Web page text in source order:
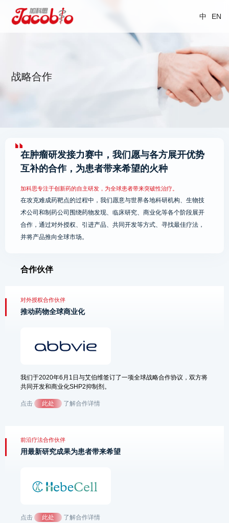
中 EN
战略合作
在肿瘤研发接力赛中，我们愿与各方展开优势
互补的合作，为患者带来希望的火种
加科思专注于创新药的自主研发，为全球患者带来突破性治疗。
在攻克难成药靶点的过程中，我们愿意与世界各地科研机构、生物技
术公司和制药公司围绕药物发现、临床研究、商业化等各个阶段展开
合作，通过对外授权、引进产品、共同开发等方式、寻找最佳疗法，
并将产品推向全球市场。
合作伙伴
对外授权合作伙伴
推动药物全球商业化
我们于2020年6月1日与艾伯维签订了一项全球战略合作协议，双方将
共同开发和商业化SHP2抑制剂。
点击 此处 了解合作详情
前沿疗法合作伙伴
用最新研究成果为患者带来希望
点击 此处 了解合作详情